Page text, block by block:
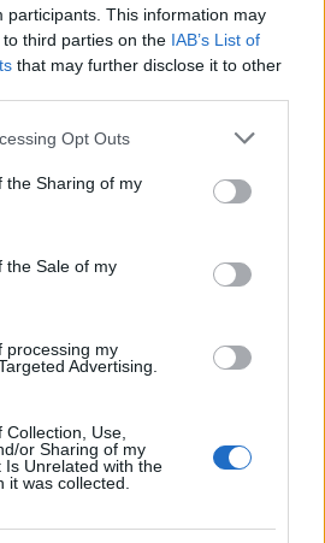
participants. This information may
third parties on the IAB’s List of
that may further disclose it to other
app uses one or more Google
usage behaviour. You may click to
Google and its third-party tags to
specified purposes in below Google
Opt Outs
the Sharing of my
the Sale of my
processing my
Advertising.
Use,
or Sharing of my
Is Unrelated with the
it was collected.
Περίπατος στο δάσος με οδηγό τον
πυξίδα τραγούδια με κιθάρα, ιστορία
τραγουδιών
ινδιάνου με προβολή από την